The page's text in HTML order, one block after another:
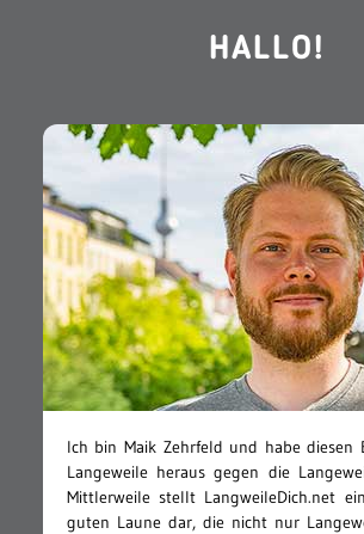
HALLO!
Ich bin Maik Zehrfeld und habe diesen
Langeweile heraus gegen die
Mittlerweile stellt LangweileDich.net
guten Laune dar, die nicht nur